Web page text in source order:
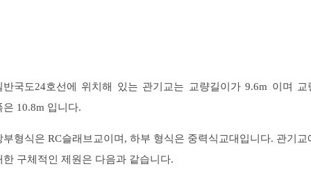
반국도24호선에 위치해 있는 관기교는 교량길이가 9.6m 이며 교
은 10.8m 입니다.
부형식은 RC슬래브교이며, 하부 형식은 중력식교대입니다. 관기교
한 구체적인 제원은 다음과 같습니다.